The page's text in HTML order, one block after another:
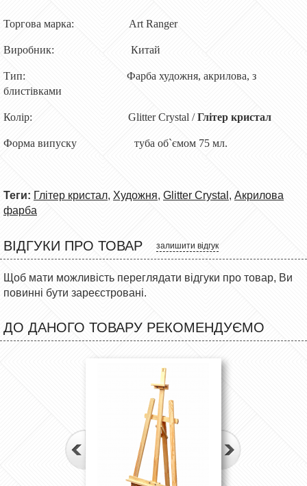
Торгова марка: Art Ranger
Виробник: Китай
Тип: Фарба художня, акрилова, з
блистівками
Колір: Glitter Crystal /Глітер кристал
Форма випуску туба об`ємом 75 мл.
Теги: Глітер кристал, Художня, Glitter Crystal , Акрилова
фарба
ВІДГУКИ ПРО ТОВАР залишити відгук
Щоб мати можливість переглядати відгуки про товар, Ви
повинні бути зареєстровані.
ДО ДАНОГО ТОВАРУ РЕКОМЕНДУЄМО